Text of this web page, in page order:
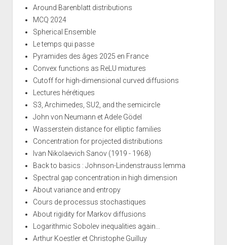
Around Barenblatt distributions
MCQ 2024
Spherical Ensemble
Le temps qui passe
Pyramides des âges 2025 en France
Convex functions as ReLU mixtures
Cutoff for high-dimensional curved diffusions
Lectures hérétiques
S3, Archimedes, SU2, and the semicircle
John von Neumann et Adele Gödel
Wasserstein distance for elliptic families
Concentration for projected distributions
Ivan Nikolaevich Sanov (1919 - 1968)
Back to basics : Johnson-Lindenstrauss lemma
Spectral gap concentration in high dimension
About variance and entropy
Cours de processus stochastiques
About rigidity for Markov diffusions
Logarithmic Sobolev inequalities again...
Arthur Koestler et Christophe Guilluy